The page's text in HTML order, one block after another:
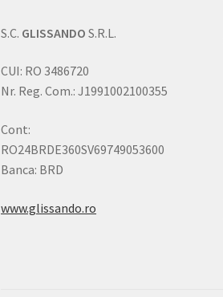
S.C. GLISSANDO S.R.L.
CUI: RO 3486720
Nr. Reg. Com.: J1991002100355
Cont:
RO24BRDE360SV69749053600
Banca: BRD
www.glissando.ro